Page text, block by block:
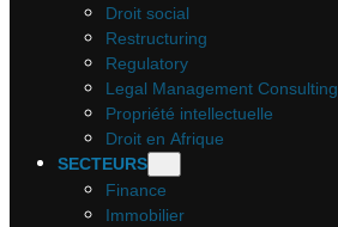
Droit social
Restructuring
Regulatory
Legal Management Consulting
Propriété intellectuelle
Droit en Afrique
SECTEURS
Finance
Immobilier